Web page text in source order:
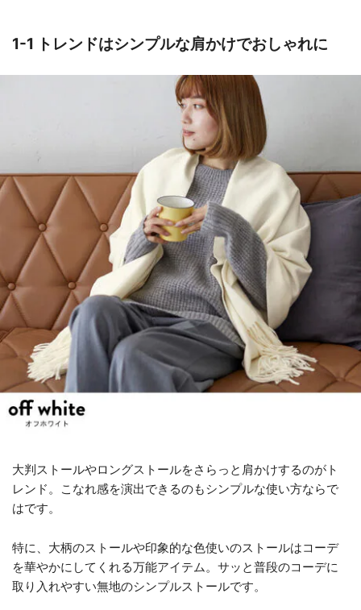
1-1 トレンドはシンプルな肩かけでおしゃれに
大判ストールやロングストールをさらっと肩かけするのがト
レンド。こなれ感を演出できるのもシンプルな使い方ならで
はです。
特に、大柄のストールや印象的な色使いのストールはコーデ
を華やかにしてくれる万能アイテム。サッと普段のコーデに
取り入れやすい無地のシンプルストールです。